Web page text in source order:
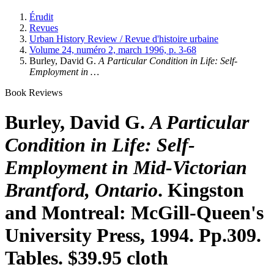
Érudit
Revues
Urban History Review / Revue d'histoire urbaine
Volume 24, numéro 2, march 1996, p. 3-68
Burley, David G. A Particular Condition in Life: Self-
Employment in …
Book Reviews
Burley, David G.A Particular
Condition in Life: Self-
Employment in Mid-Victorian
Brantford, Ontario. Kingston
and Montreal: McGill-Queen's
University Press, 1994. Pp.309.
Tables. $39.95 cloth